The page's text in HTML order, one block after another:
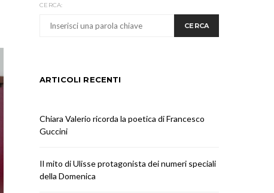
CERCA:
CERCA
ARTICOLI RECENTI
Chiara Valerio ricorda la poetica di Francesco
Guccini
Il mito di Ulisse protagonista dei numeri speciali
della Domenica